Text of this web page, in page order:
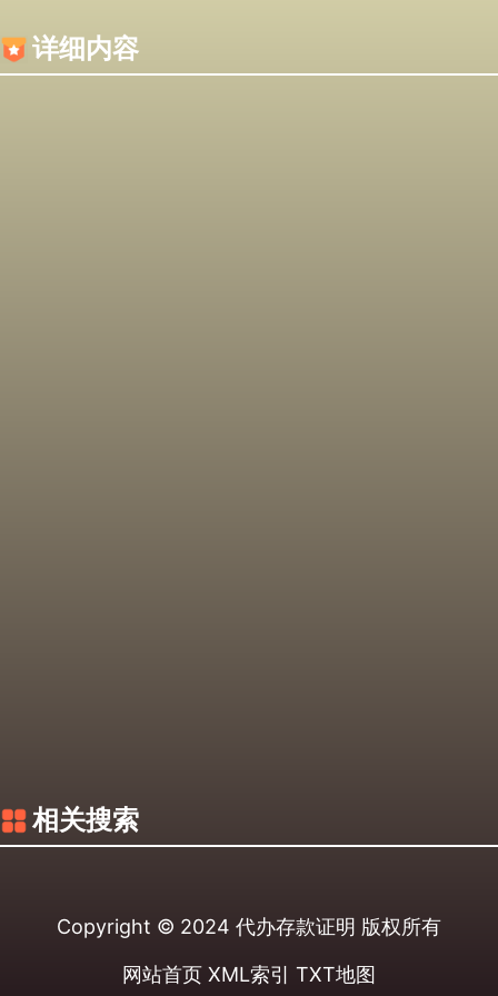
详细内容
相关搜索
Copyright © 2024 代办存款证明 版权所有
网站首页 XML索引 TXT地图